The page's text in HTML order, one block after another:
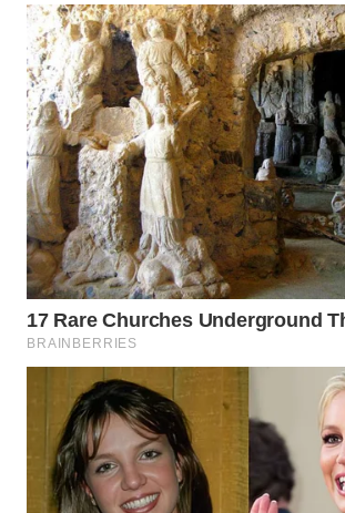
WAHANANEWS
CO ID
WAHANANEWS
NET
WAHANA
SPORT
WAHANA
UMKM
SELEB
WAHANA
PERSONA